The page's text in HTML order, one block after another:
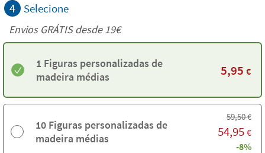
4 Selecione
Envios GRÁTIS desde 19€
1 Figuras personalizadas de
madeira médias
5,95 €
10 Figuras personalizadas de
madeira médias
59,50€
54,95 €
-8%